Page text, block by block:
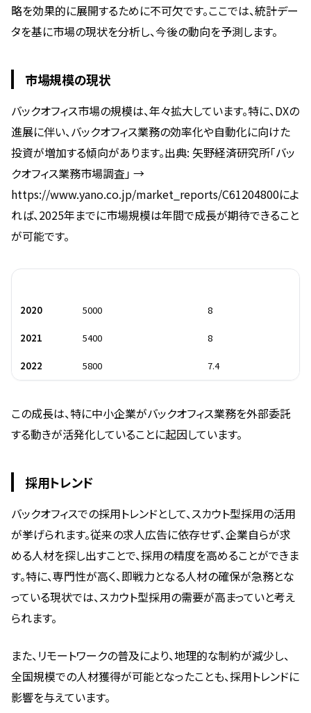
略を効果的に展開するために不可欠です。ここでは、統計デー
タを基に市場の現状を分析し、今後の動向を予測します。
市場規模の現状
バックオフィス市場の規模は、年々拡大しています。特に、DXの
進展に伴い、バックオフィス業務の効率化や自動化に向けた
投資が増加する傾向があります。出典: 矢野経済研究所「バッ
クオフィス業務市場調査」 →
https://www.yano.co.jp/market_reports/C61204800によ
れば、2025年までに市場規模は年間で成長が期待できること
が可能です。
2020 5000 8
2021 5400 8
2022 5800 7.4
この成長は、特に中小企業がバックオフィス業務を外部委託
する動きが活発化していることに起因しています。
採用トレンド
バックオフィスでの採用トレンドとして、スカウト型採用の活用
が挙げられます。従来の求人広告に依存せず、企業自らが求
める人材を探し出すことで、採用の精度を高めることができま
す。特に、専門性が高く、即戦力となる人材の確保が急務とな
っている現状では、スカウト型採用の需要が高まっていと考え
られます。
また、リモートワークの普及により、地理的な制約が減少し、
全国規模での人材獲得が可能となったことも、採用トレンドに
影響を与えています。